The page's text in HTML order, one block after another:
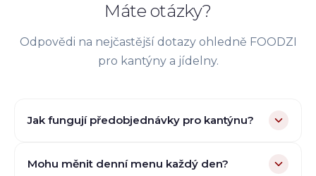
Máte otázky?
Odpovědi na nejčastější dotazy ohledně FOODZI
pro kantýny a jídelny.
Jak fungují předobjednávky pro kantýnu?
Mohu měnit denní menu každý den?